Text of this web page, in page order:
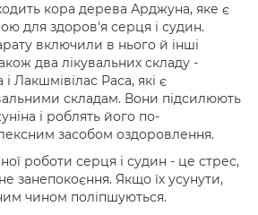
кора дерева Арджуна, яке є
для здоров'я серця і судин.
включили в нього й інші
два лікувальних складу -
і Лакшмівілас Раса, які є
складам. Вони підсилюють
і роблять його по-
засобом оздоровлення.
роботи серця і судин - це стрес,
занепокоєння. Якщо їх усунути,
чином поліпшуються.